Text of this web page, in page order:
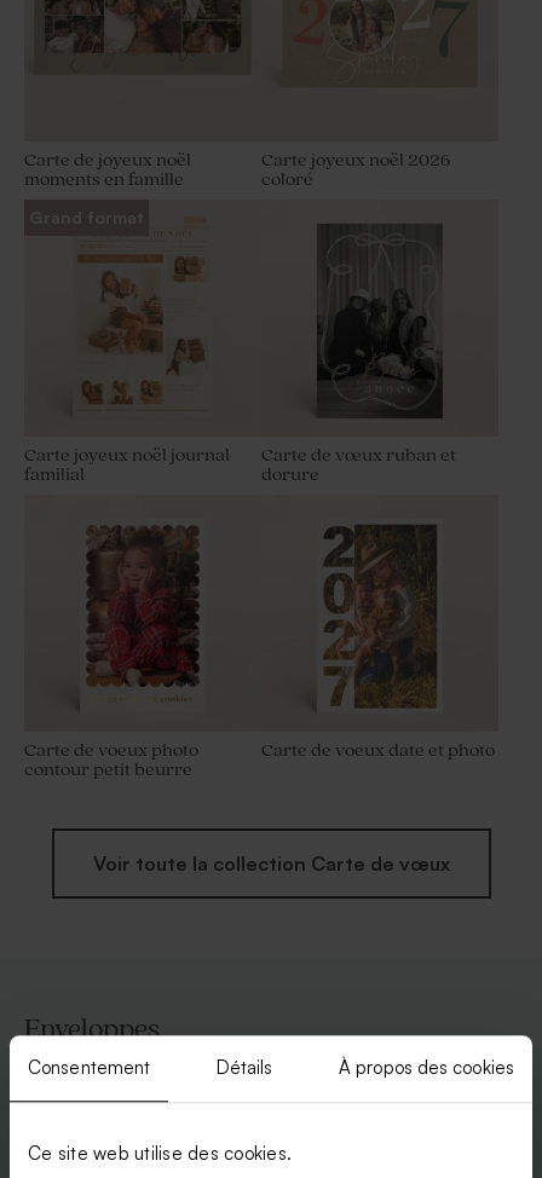
Consentement Détails À propos des cookies
Ce site web utilise des cookies.
Carte de joyeux noël
moments en famille
Carte joyeux noël 2026
coloré
Grand format
Carte joyeux noël journal
familial
Carte de vœux ruban et
dorure
Carte de voeux photo
contour petit beurre
Carte de voeux date et photo
Voir toute la collection Carte de vœux
Enveloppes